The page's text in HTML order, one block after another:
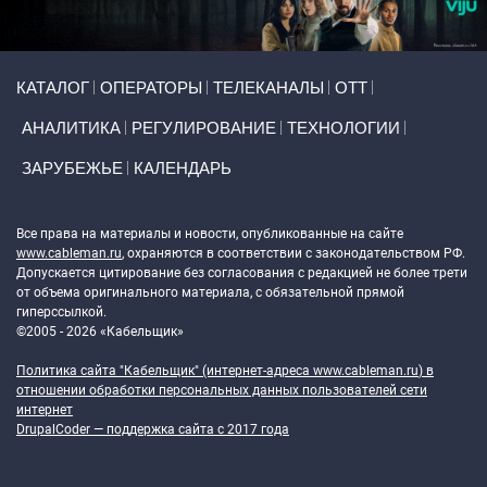
КАТАЛОГ ОПЕРАТОРЫ ТЕЛЕКАНАЛЫ ОТТ
АНАЛИТИКА РЕГУЛИРОВАНИЕ ТЕХНОЛОГИИ
ЗАРУБЕЖЬЕ КАЛЕНДАРЬ
Все права на материалы и новости, опубликованные на сайте
www.cableman.ru, охраняются в соответствии с законодательством РФ.
Допускается цитирование без согласования с редакцией не более трети
от объема оригинального материала, с обязательной прямой
гиперссылкой.
©2005 - 2026 «Кабельщик»
Политика сайта "Кабельщик" (интернет-адреса www.cableman.ru) в
отношении обработки персональных данных пользователей сети
интернет
DrupalCoder — поддержка сайта c 2017 года